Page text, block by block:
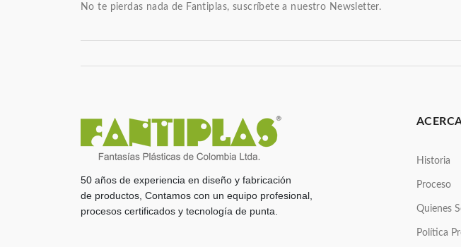
No te pierdas nada de Fantiplas, suscríbete a nuestro Newsletter.
50 años de experiencia en diseño y fabricación
de productos, Contamos con un equipo profesional,
procesos certificados y tecnología de punta.
Historia
Proceso
Quienes
Política